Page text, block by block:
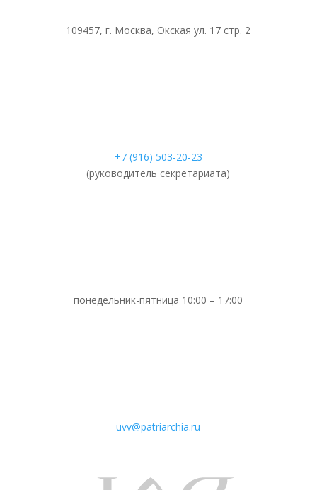
109457, г. Москва, Окская ул. 17 стр. 2
+7 (916) 503-20-23
(руководитель секретариата)
понедельник-пятница 10:00 – 17:00
uvv@patriarchia.ru